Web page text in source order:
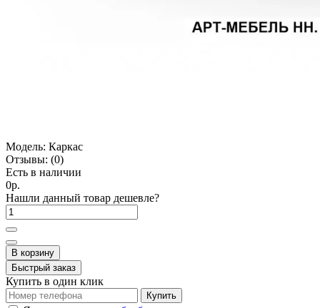
Модель: Каркас
Отзывы: (0)
Есть в наличии
0р.
Нашли данный товар дешевле?
В корзину
Быстрый заказ
Купить в один клик
Купить